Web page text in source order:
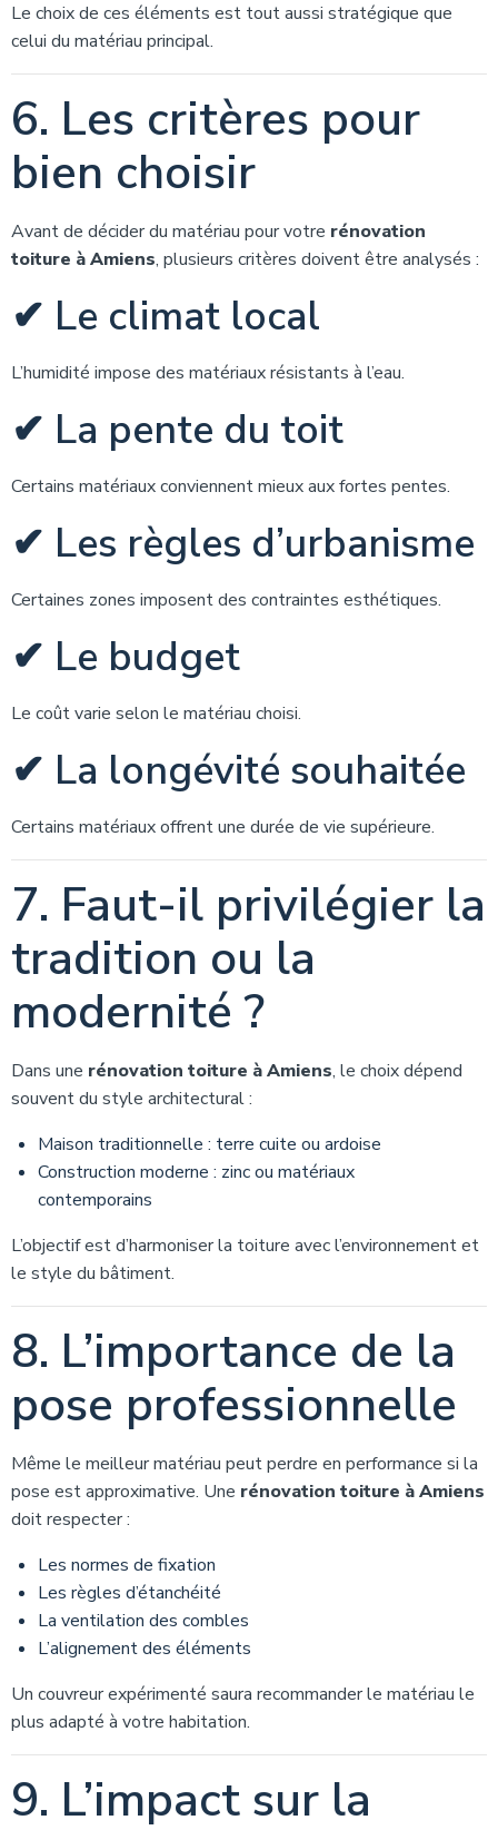
Le choix de ces éléments est tout aussi stratégique que
celui du matériau principal.
6. Les critères pour
bien choisir
Avant de décider du matériau pour votre rénovation
toiture à Amiens, plusieurs critères doivent être analysés :
✔ Le climat local
L’humidité impose des matériaux résistants à l’eau.
✔ La pente du toit
Certains matériaux conviennent mieux aux fortes pentes.
✔ Les règles d’urbanisme
Certaines zones imposent des contraintes esthétiques.
✔ Le budget
Le coût varie selon le matériau choisi.
✔ La longévité souhaitée
Certains matériaux offrent une durée de vie supérieure.
7. Faut-il privilégier la
tradition ou la
modernité ?
Dans une rénovation toiture à Amiens, le choix dépend
souvent du style architectural :
Maison traditionnelle : terre cuite ou ardoise
Construction moderne : zinc ou matériaux
contemporains
L’objectif est d’harmoniser la toiture avec l’environnement et
le style du bâtiment.
8. L’importance de la
pose professionnelle
Même le meilleur matériau peut perdre en performance si la
pose est approximative. Une rénovation toiture à Amiens
doit respecter :
Les normes de fixation
Les règles d’étanchéité
La ventilation des combles
L’alignement des éléments
Un couvreur expérimenté saura recommander le matériau le
plus adapté à votre habitation.
9. L’impact sur la